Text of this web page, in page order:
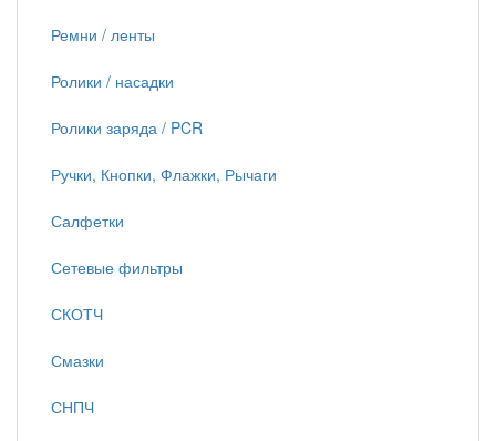
Ремни / ленты
Ролики / насадки
Ролики заряда / PCR
Ручки, Кнопки, Флажки, Рычаги
Салфетки
Сетевые фильтры
СКОТЧ
Смазки
СНПЧ